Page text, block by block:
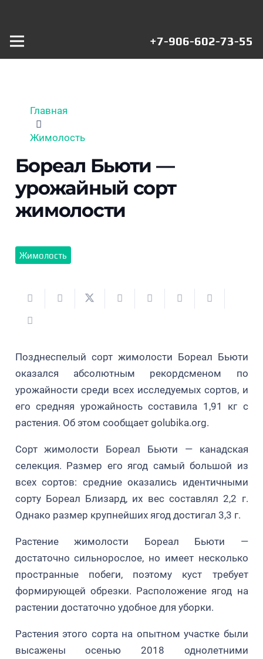
+7-906-602-73-55
Главная
Жимолость
Бореал Бьюти —
урожайный сорт
жимолости
Жимолость
Позднеспелый сорт жимолости Бореал Бьюти
оказался абсолютным рекордсменом по
урожайности среди всех исследуемых сортов, и
его средняя урожайность составила 1,91 кг с
растения. Об этом сообщает golubika.org.
Сорт жимолости Бореал Бьюти — канадская
селекция. Размер его ягод самый большой из
всех сортов: средние оказались идентичными
сорту Бореал Близард, их вес составлял 2,2 г.
Однако размер крупнейших ягод достигал 3,3 г.
Растение жимолости Бореал Бьюти —
достаточно сильнорослое, но имеет несколько
пространные побеги, поэтому куст требует
формирующей обрезки. Расположение ягод на
растении достаточно удобное для уборки.
Растения этого сорта на опытном участке были
высажены осенью 2018 однолетними